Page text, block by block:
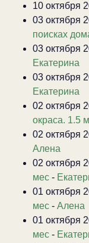
10 октября
03 октября
поисках
03 октября
Екатерина
03 октября
Екатерина
02 октября
окраса. 1.5
02 октября
Алена
02 октября
мес -
01 октября
мес - Алена
01 октября
мес -